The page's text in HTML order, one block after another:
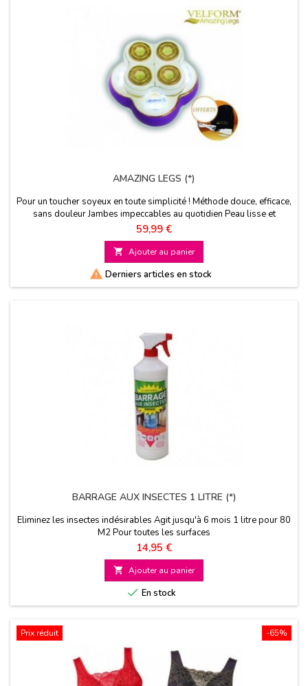
AMAZING LEGS (*)
Pour un toucher soyeux en toute simplicité ! Méthode douce, efficace,
sans douleur Jambes impeccables au quotidien Peau lisse et
soyeuse Rechargeable Têtes plaqué Or 18 carats
Prix
59,99 €
 Ajouter au panier
 Derniers articles en stock
BARRAGE AUX INSECTES 1 LITRE (*)
Eliminez les insectes indésirables Agit jusqu'à 6 mois 1 litre pour 80
M2 Pour toutes les surfaces
Prix
14,95 €
 Ajouter au panier
 En stock
-65%
Prix réduit